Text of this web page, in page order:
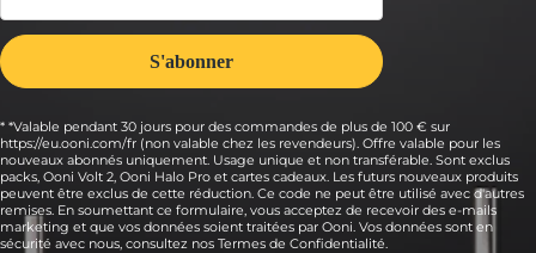
* *Valable pendant 30 jours pour des commandes de plus de 100 € sur
https://eu.ooni.com/fr (non valable chez les revendeurs). Offre valable pour les
nouveaux abonnés uniquement. Usage unique et non transférable. Sont exclus
packs, Ooni Volt 2, Ooni Halo Pro et cartes cadeaux. Les futurs nouveaux produits
peuvent être exclus de cette réduction. Ce code ne peut être utilisé avec d'autres
remises. En soumettant ce formulaire, vous acceptez de recevoir des e-mails
marketing et que vos données soient traitées par Ooni. Vos données sont en
sécurité avec nous, consultez nos Termes de Confidentialité.